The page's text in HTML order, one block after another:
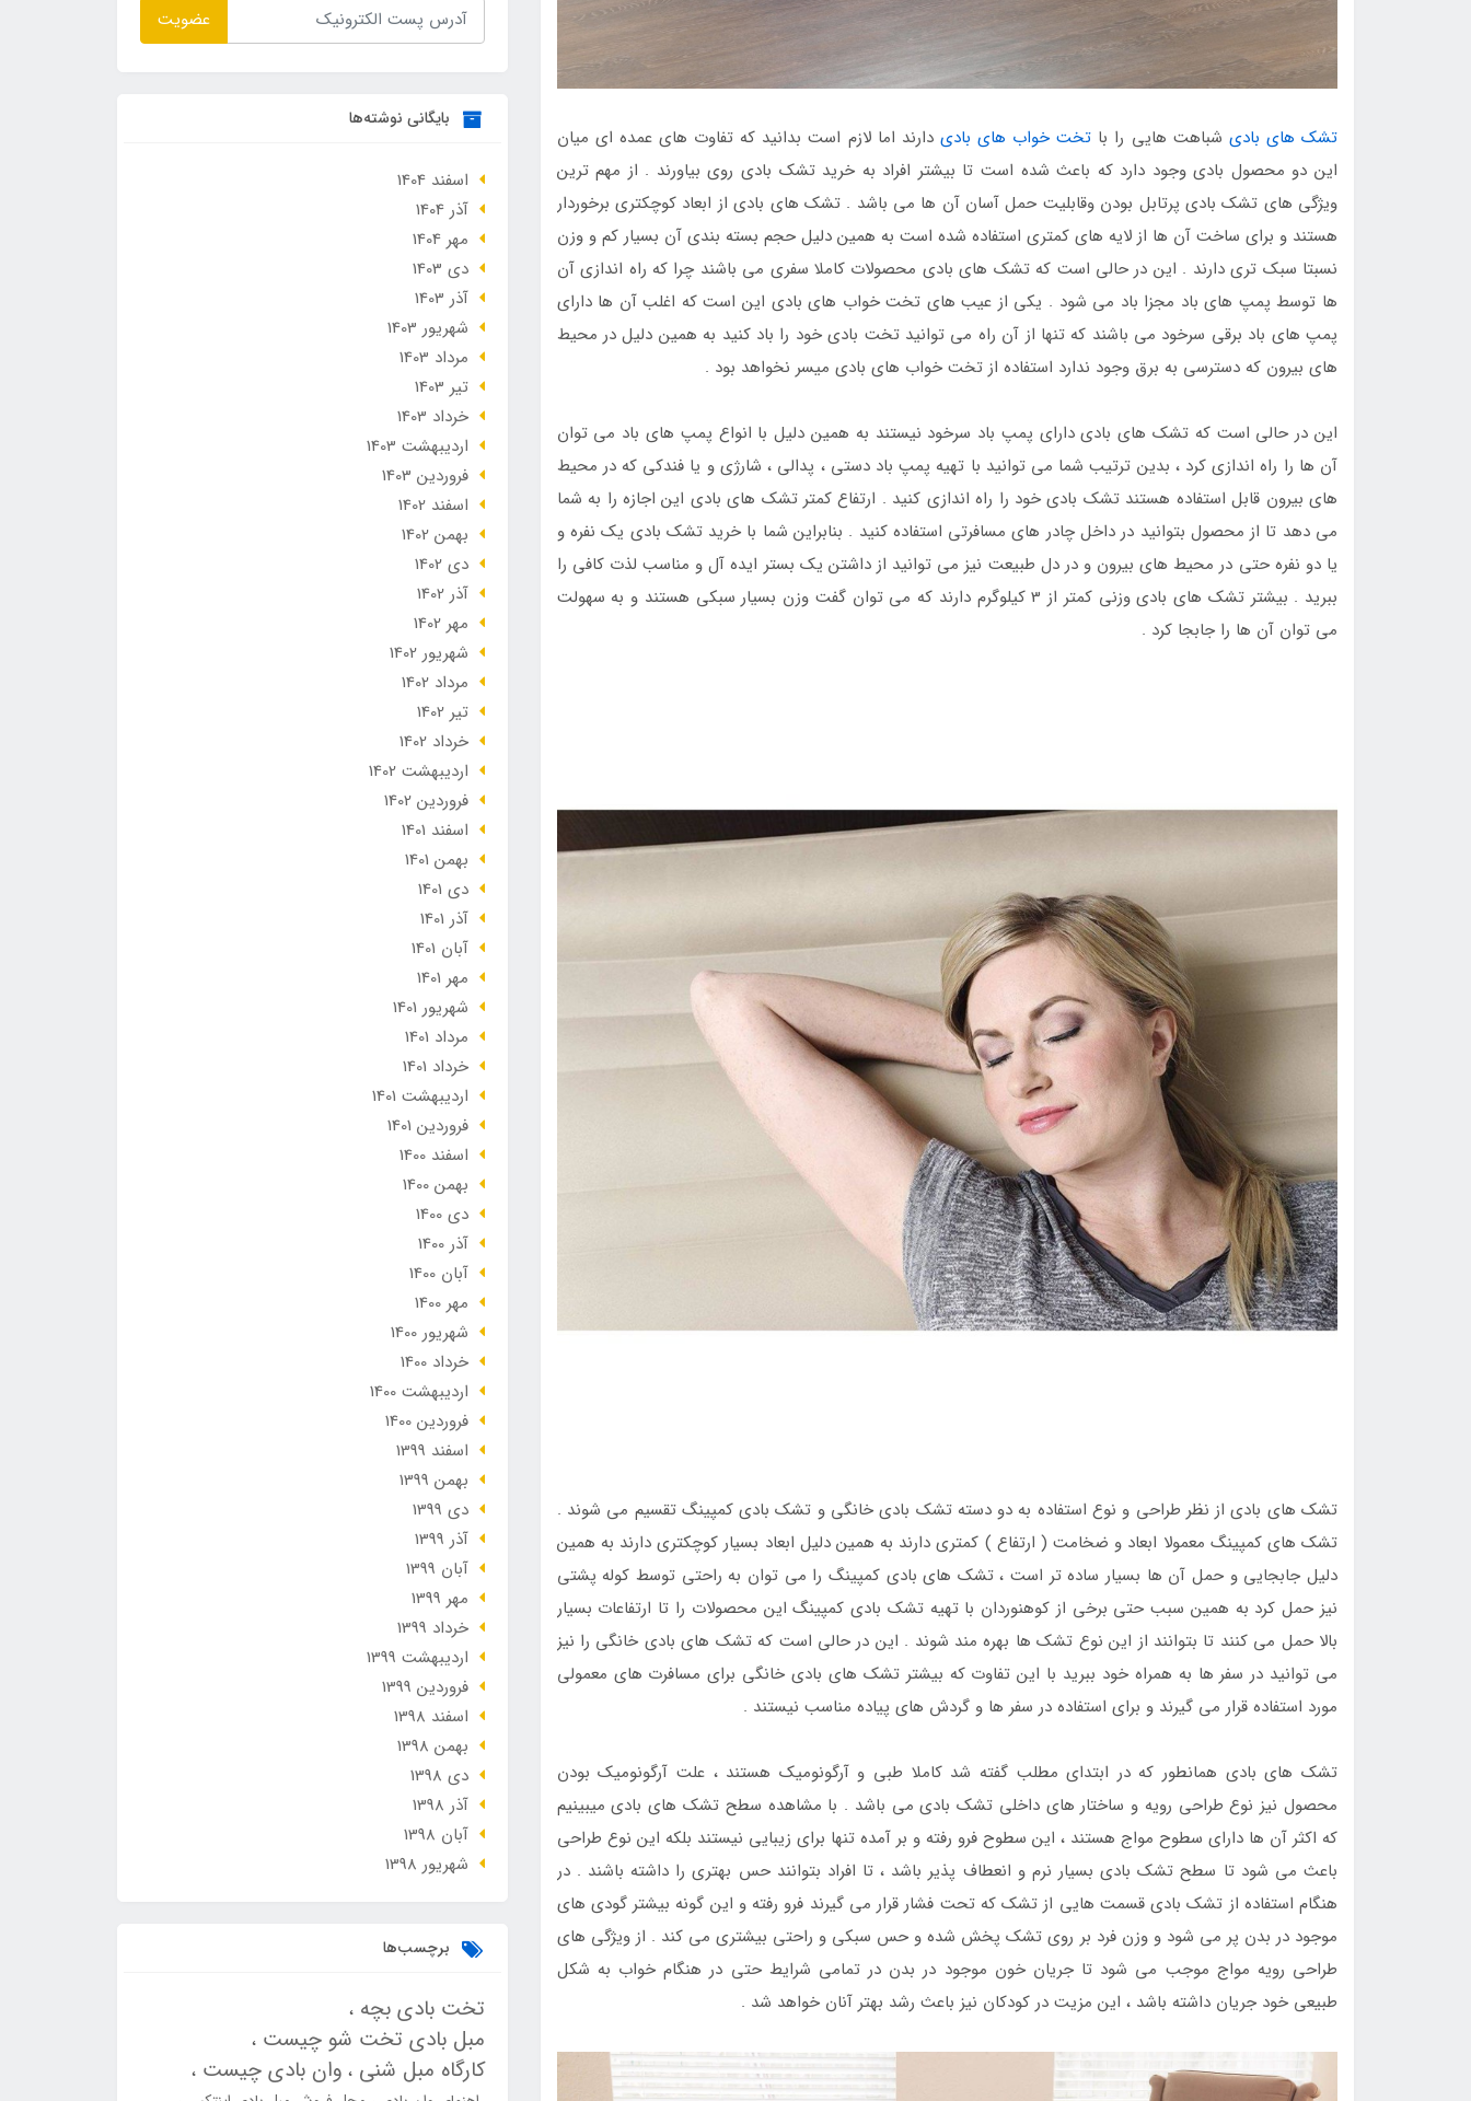
تشک های بادی شباهت هایی را با تخت خواب های بادی دارند اما لازم است بدانید که تفاوت های عمده ای میان
این دو محصول بادی وجود دارد که باعث شده است تا بیشتر افراد به خرید تشک بادی روی بیاورند . از مهم ترین
ویژگی های تشک بادی پرتابل بودن وقابلیت حمل آسان آن ها می باشد . تشک های بادی از ابعاد کوچکتری برخوردار
هستند و برای ساخت آن ها از لایه های کمتری استفاده شده است به همین دلیل حجم بسته بندی آن بسیار کم و وزن
نسبتا سبک تری دارند . این در حالی است که تشک های بادی محصولات کاملا سفری می باشند چرا که راه اندازی آن
ها توسط پمپ های باد مجزا باد می شود . یکی از عیب های تخت خواب های بادی این است که اغلب آن ها دارای
پمپ های باد برقی سرخود می باشند که تنها از آن راه می توانید تخت بادی خود را باد کنید به همین دلیل در محیط
های بیرون که دسترسی به برق وجود ندارد استفاده از تخت خواب های بادی میسر نخواهد بود .
این در حالی است که تشک های بادی دارای پمپ باد سرخود نیستند به همین دلیل با انواع پمپ های باد می توان
آن ها را راه اندازی کرد ، بدین ترتیب شما می توانید با تهیه پمپ باد دستی ، پدالی ، شارژی و یا فندکی که در محیط
های بیرون قابل استفاده هستند تشک بادی خود را راه اندازی کنید . ارتفاع کمتر تشک های بادی این اجازه را به شما
می دهد تا از محصول بتوانید در داخل چادر های مسافرتی استفاده کنید . بنابراین شما با خرید تشک بادی یک نفره و
یا دو نفره حتی در محیط های بیرون و در دل طبیعت نیز می توانید از داشتن یک بستر ایده آل و مناسب لذت کافی را
ببرید . بیشتر تشک های بادی وزنی کمتر از 3 کیلوگرم دارند که می توان گفت وزن بسیار سبکی هستند و به سهولت
می توان آن ها را جابجا کرد .
تشک های بادی از نظر طراحی و نوع استفاده به دو دسته تشک بادی خانگی و تشک بادی کمپینگ تقسیم می شوند .
تشک های کمپینگ معمولا ابعاد و ضخامت ( ارتفاع ) کمتری دارند به همین دلیل ابعاد بسیار کوچکتری دارند به همین
دلیل جابجایی و حمل آن ها بسیار ساده تر است ، تشک های بادی کمپینگ را می توان به راحتی توسط کوله پشتی
نیز حمل کرد به همین سبب حتی برخی از کوهنوردان با تهیه تشک بادی کمپینگ این محصولات را تا ارتفاعات بسیار
بالا حمل می کنند تا بتوانند از این نوع تشک ها بهره مند شوند . این در حالی است که تشک های بادی خانگی را نیز
می توانید در سفر ها به همراه خود ببرید با این تفاوت که بیشتر تشک های بادی خانگی برای مسافرت های معمولی
مورد استفاده قرار می گیرند و برای استفاده در سفر ها و گردش های پیاده مناسب نیستند .
تشک های بادی همانطور که در ابتدای مطلب گفته شد کاملا طبی و آرگونومیک هستند ، علت آرگونومیک بودن
محصول نیز نوع طراحی رویه و ساختار های داخلی تشک بادی می باشد . با مشاهده سطح تشک های بادی میبینیم
که اکثر آن ها دارای سطوح مواج هستند ، این سطوح فرو رفته و بر آمده تنها برای زیبایی نیستند بلکه این نوع طراحی
باعث می شود تا سطح تشک بادی بسیار نرم و انعطاف پذیر باشد ، تا افراد بتوانند حس بهتری را داشته باشند . در
هنگام استفاده از تشک بادی قسمت هایی از تشک که تحت فشار قرار می گیرند فرو رفته و این گونه بیشتر گودی های
موجود در بدن پر می شود و وزن فرد بر روی تشک پخش شده و حس سبکی و راحتی بیشتری می کند . از ویژگی های
طراحی رویه مواج موجب می شود تا جریان خون موجود در بدن در تمامی شرایط حتی در هنگام خواب به شکل
طبیعی خود جریان داشته باشد ، این مزیت در کودکان نیز باعث رشد بهتر آنان خواهد شد .
عضویت
بایگانی نوشته‌ها
اسفند 1404
آذر 1404
مهر 1404
دی 1403
آذر 1403
شهریور 1403
مرداد 1403
تير 1403
خرداد 1403
ارديبهشت 1403
فروردین 1403
اسفند 1402
بهمن 1402
دی 1402
آذر 1402
مهر 1402
شهریور 1402
مرداد 1402
تير 1402
خرداد 1402
ارديبهشت 1402
فروردین 1402
اسفند 1401
بهمن 1401
دی 1401
آذر 1401
آبان 1401
مهر 1401
شهریور 1401
مرداد 1401
خرداد 1401
ارديبهشت 1401
فروردین 1401
اسفند 1400
بهمن 1400
دی 1400
آذر 1400
آبان 1400
مهر 1400
شهریور 1400
خرداد 1400
ارديبهشت 1400
فروردین 1400
اسفند 1399
بهمن 1399
دی 1399
آذر 1399
آبان 1399
مهر 1399
خرداد 1399
ارديبهشت 1399
فروردین 1399
اسفند 1398
بهمن 1398
دی 1398
آذر 1398
آبان 1398
شهریور 1398
برچسب‌ها
تخت بادی بچه
مبل بادی تخت شو چیست
کارگاه مبل شنی وان بادی چیست